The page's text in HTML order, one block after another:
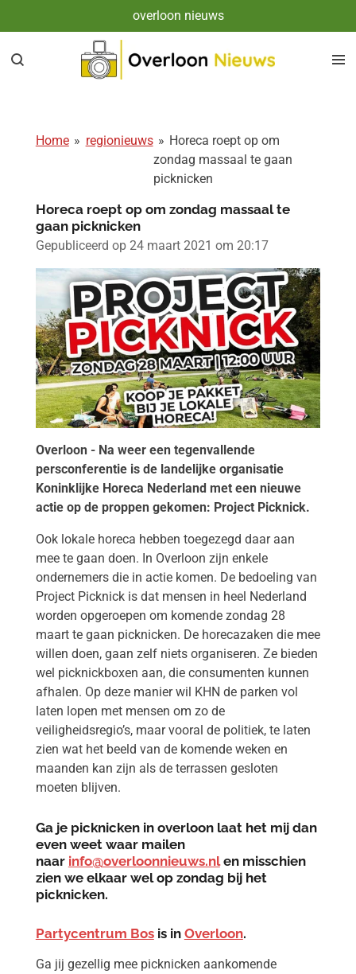
direct
naar
overloon nieuws
Home » regionieuws » Horeca roept op om
zondag massaal te gaan
picknicken
Horeca roept op om zondag massaal te
gaan picknicken
Gepubliceerd op 24 maart 2021 om 20:17
Overloon - Na weer een tegenvallende
persconferentie is de landelijke organisatie
Koninklijke Horeca Nederland met een nieuwe
actie op de proppen gekomen: Project Picknick.
Ook lokale horeca hebben toegezegd daar aan
mee te gaan doen. In Overloon zijn enkele
ondernemers die in actie komen. De bedoeling van
Project Picknick is dat mensen in heel Nederland
worden opgeroepen om komende zondag 28
maart te gaan picknicken. De horecazaken die mee
willen doen, gaan zelf niets organiseren. Ze bieden
wel picknickboxen aan, die consumenten kunnen
afhalen. Op deze manier wil KHN de parken vol
laten lopen met mensen om zo de
veiligheidsregio’s, maar vooral de politiek, te laten
zien wat het beeld van de komende weken en
maanden kan zijn als de terrassen gesloten
moeten blijven.
Ga je picknicken in overloon laat het mij dan
even weet waar mailen
naar info@overloonnieuws.nlen misschien
zien we elkaar wel op zondag bij het
picknicken.
Partycentrum Bosis in Overloon.
Ga jij gezellig mee picknicken aankomende